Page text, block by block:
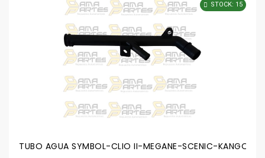
TUBO AGUA SYMBOL-CLIO II-MEGANE-SCENIC-KANGOO-
STOCK: 15